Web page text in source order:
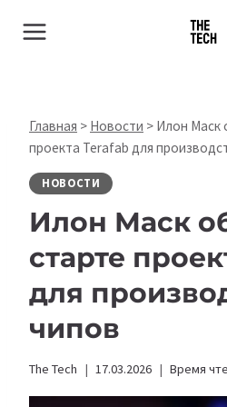
Главная > Новости > Илон Маск
проекта Terafab для
НОВОСТИ
Илон Маск
старте
для
чипов
The Tech 17.03.2026 Время